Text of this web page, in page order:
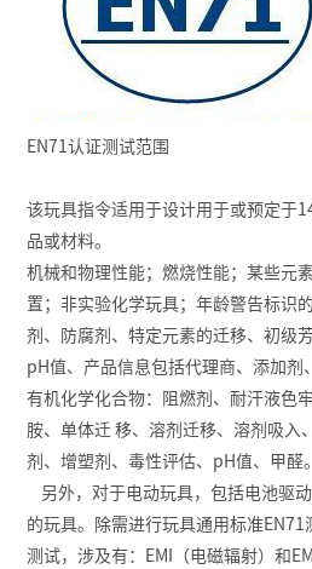
EN71认证测试范围
该玩具指令适用于设计用于或预定于
品或材料。
机械和物理性能；燃烧性能；某些元
置；非实验化学玩具；年龄警告标识
剂、防腐剂、特定元素的迁移、初级
pH值、产品信息包括代理商、添加剂
有机化学化合物：阻燃剂、耐汗液色
胺、单体迁 移、溶剂迁移、溶剂吸入
剂、增塑剂、毒性评估、pH值、甲醛。
另外，对于电动玩具，包括电池驱
的玩具。除需进行玩具通用标准
测试，涉及有：EMI（电磁辐射）和